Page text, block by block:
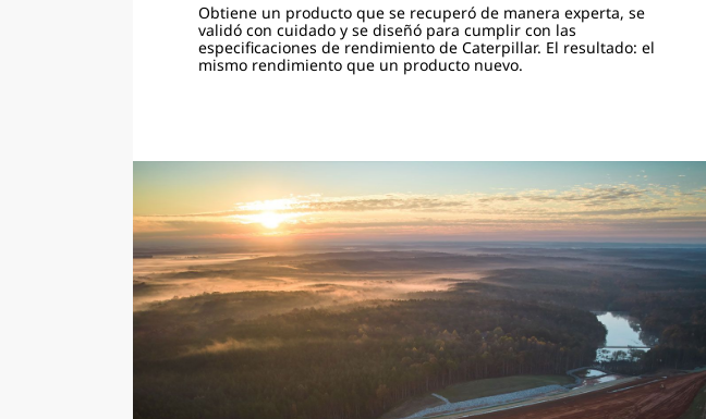
Obtiene un producto que se recuperó de manera experta, se
validó con cuidado y se diseñó para cumplir con las
especificaciones de rendimiento de Caterpillar. El resultado: el
mismo rendimiento que un producto nuevo.